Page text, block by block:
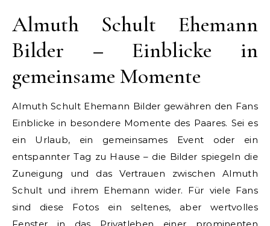
Almuth Schult Ehemann
Bilder – Einblicke in
gemeinsame Momente
Almuth Schult Ehemann Bilder gewähren den Fans
Einblicke in besondere Momente des Paares. Sei es
ein Urlaub, ein gemeinsames Event oder ein
entspannter Tag zu Hause – die Bilder spiegeln die
Zuneigung und das Vertrauen zwischen Almuth
Schult und ihrem Ehemann wider. Für viele Fans
sind diese Fotos ein seltenes, aber wertvolles